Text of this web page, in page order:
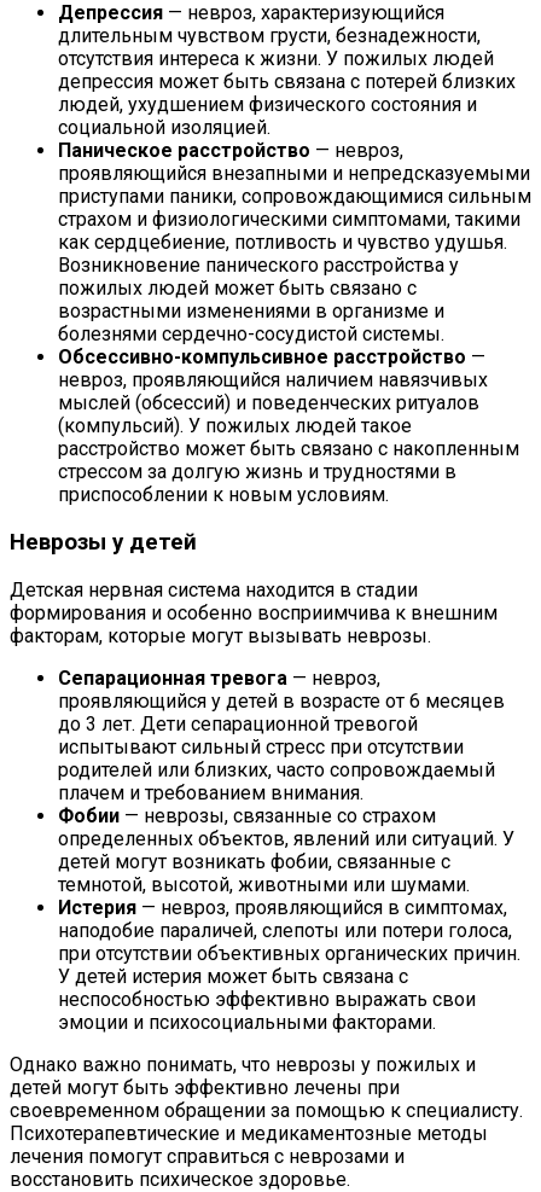
Депрессия — невроз, характеризующийся
длительным чувством грусти, безнадежности,
отсутствия интереса к жизни. У пожилых людей
депрессия может быть связана с потерей близких
людей, ухудшением физического состояния и
социальной изоляцией.
Паническое расстройство — невроз,
проявляющийся внезапными и непредсказуемыми
приступами паники, сопровождающимися сильным
страхом и физиологическими симптомами, такими
как сердцебиение, потливость и чувство удушья.
Возникновение панического расстройства у
пожилых людей может быть связано с
возрастными изменениями в организме и
болезнями сердечно-сосудистой системы.
Обсессивно-компульсивное расстройство —
невроз, проявляющийся наличием навязчивых
мыслей (обсессий) и поведенческих ритуалов
(компульсий). У пожилых людей такое
расстройство может быть связано с накопленным
стрессом за долгую жизнь и трудностями в
приспособлении к новым условиям.
Неврозы у детей
Детская нервная система находится в стадии
формирования и особенно восприимчива к внешним
факторам, которые могут вызывать неврозы.
Сепарационная тревога — невроз,
проявляющийся у детей в возрасте от 6 месяцев
до 3 лет. Дети сепарационной тревогой
испытывают сильный стресс при отсутствии
родителей или близких, часто сопровождаемый
плачем и требованием внимания.
Фобии — неврозы, связанные со страхом
определенных объектов, явлений или ситуаций. У
детей могут возникать фобии, связанные с
темнотой, высотой, животными или шумами.
Истерия — невроз, проявляющийся в симптомах,
наподобие параличей, слепоты или потери голоса,
при отсутствии объективных органических причин.
У детей истерия может быть связана с
неспособностью эффективно выражать свои
эмоции и психосоциальными факторами.
Однако важно понимать, что неврозы у пожилых и
детей могут быть эффективно лечены при
своевременном обращении за помощью к специалисту.
Психотерапевтические и медикаментозные методы
лечения помогут справиться с неврозами и
восстановить психическое здоровье.